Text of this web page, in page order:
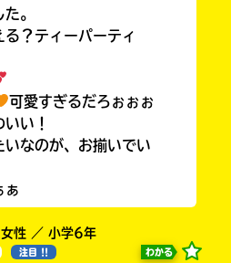
シェアする
。
？ティーパーティ
可愛すぎるだろぉぉぉ
い！
いなのが、お揃いでい
ぁ
性 ／ 小学6年
注目 !! わかる